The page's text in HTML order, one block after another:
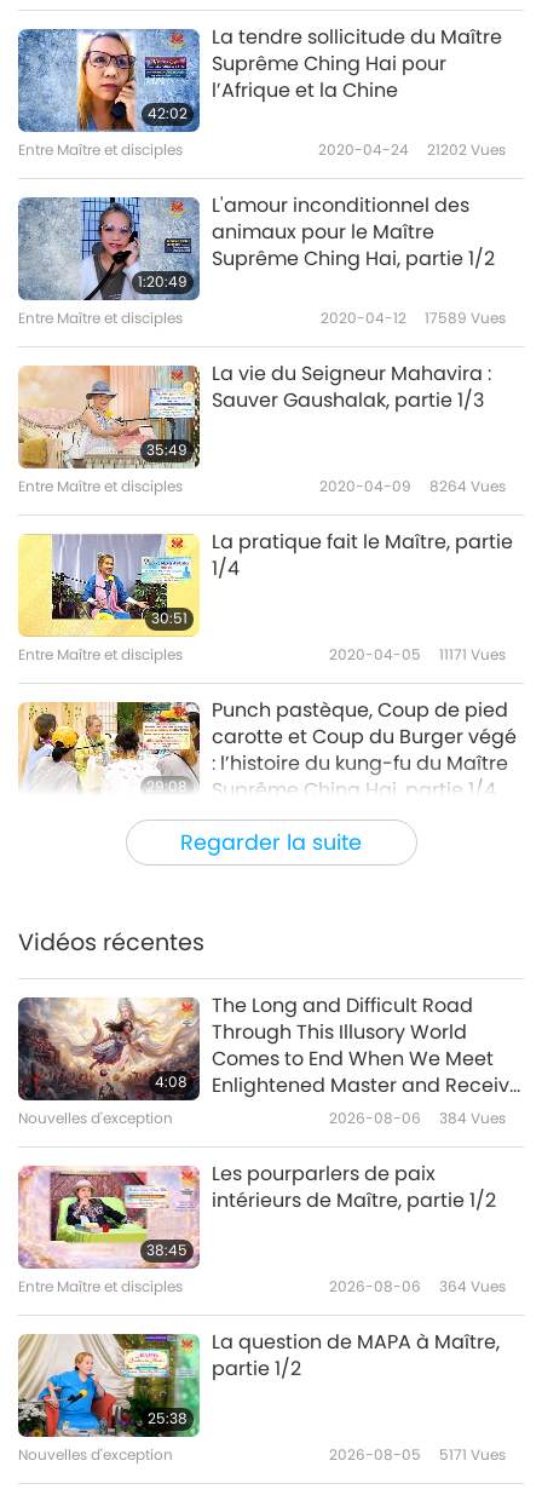
6
32:05
6/9
Entre Maître et disciples 2020-08-08
27:56
Un voyage à Malaga, partie
7/9
Entre Maître et disciples 2020-08-09 4318Vues
8
35:02
Un voyage à Malaga, partie
8/9
Entre Maître et disciples
9
31:44
Un voyage à Malaga, partie
9/9
Entre Maître et disciples
Regarder la suite
42:02
La tendre sollicitude du Maître
Suprême Ching Hai pour
l’Afrique et la Chine
Entre Maître et disciples 2020-04-24 21202Vues
1:20:49
L'amour inconditionnel des
animaux pour le Maître
Suprême Ching Hai, partie 1/2
Entre Maître et disciples 2020-04-12 17589 Vues
35:49
La vie du Seigneur Mahavira :
Sauver Gaushalak, partie 1/3
Entre Maître et disciples 2020-04-09 8264 Vues
30:51
La pratique fait le Maître, partie
1/4
Entre Maître et disciples 2020-04-05 11171 Vues
29:08
Punch pastèque, Coup de pied
carotte et Coup du Burger végé
: l’histoire du kung-fu du Maître
Suprême Ching Hai, partie 1/4
Entre Maître et disciples 2020-04-01
33:48
35:37
Histoires bouddhiques : Pathika,
l’ascète nu, partie 1/4
34:17
La vie du Seigneur Mahavira :
33:56
La vie du Seigneur Mahavira :
Vidéos récentes
4:08
The Long and Difficult Road
Through This Illusory World
Comes to End When We Meet
Enlightened Master and Receive
Nouvelles d'exception 2026-08-06 384 Vues
38:45
Les pourparlers de paix
intérieurs de Maître, partie 1/2
Entre Maître et disciples 2026-08-06 364 Vues
25:38
La question de MAPA à Maître,
partie 1/2
Nouvelles d'exception 2026-08-05 5171 Vues